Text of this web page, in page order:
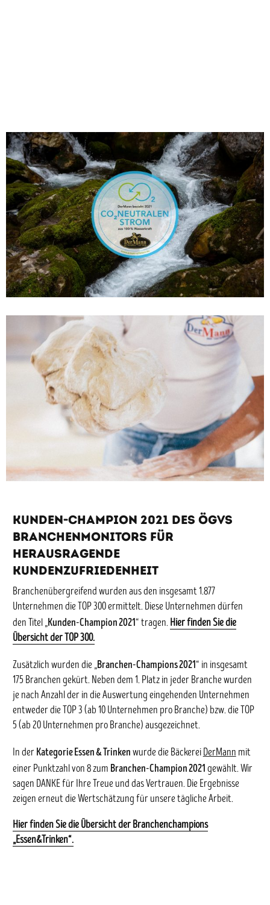
Kunden-Champion 2021 des ÖGVS
Branchenmonitors für
herausragende
Kundenzufriedenheit
Branchenübergreifend wurden aus den insgesamt 1.877
Unternehmen die TOP 300 ermittelt. Diese Unternehmen dürfen
den Titel „Kunden-Champion 2021“ tragen. Hier finden Sie die
Übersicht der TOP 300.
Zusätzlich wurden die „Branchen-Champions 2021“ in insgesamt
175 Branchen gekürt. Neben dem 1. Platz in jeder Branche wurden
je nach Anzahl der in die Auswertung eingehenden Unternehmen
entweder die TOP 3 (ab 10 Unternehmen pro Branche) bzw. die TOP
5 (ab 20 Unternehmen pro Branche) ausgezeichnet.
In der Kategorie Essen & Trinken wurde die Bäckerei DerMann mit
einer Punktzahl von 8 zum Branchen-Champion 2021 gewählt. Wir
sagen DANKE für Ihre Treue und das Vertrauen. Die Ergebnisse
zeigen erneut die Wertschätzung für unsere tägliche Arbeit.
Hier finden Sie die Übersicht der Branchenchampions
„Essen&Trinken“.